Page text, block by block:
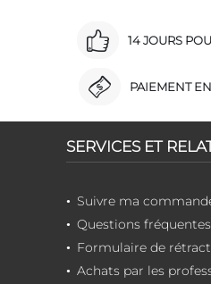
14 JOURS
PAIEMENT
SERVICES ET
Suivre ma
Questions fréquentes
Formulaire de
Achats par les